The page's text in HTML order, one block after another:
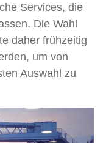
Services, die
Die Wahl
daher frühzeitig
um von
Auswahl zu